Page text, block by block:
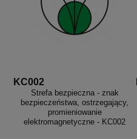
KC002
Strefa bezpieczna - znak
bezpieczeństwa, ostrzegający,
promieniowanie
elektromagnetyczne - KC002